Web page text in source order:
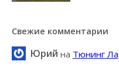
Свежие комментарии
Юрий на Тюнинг